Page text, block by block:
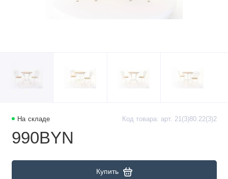
На складе Код товара: арт. 21(3)80.22(3)2
990BYN
Купить